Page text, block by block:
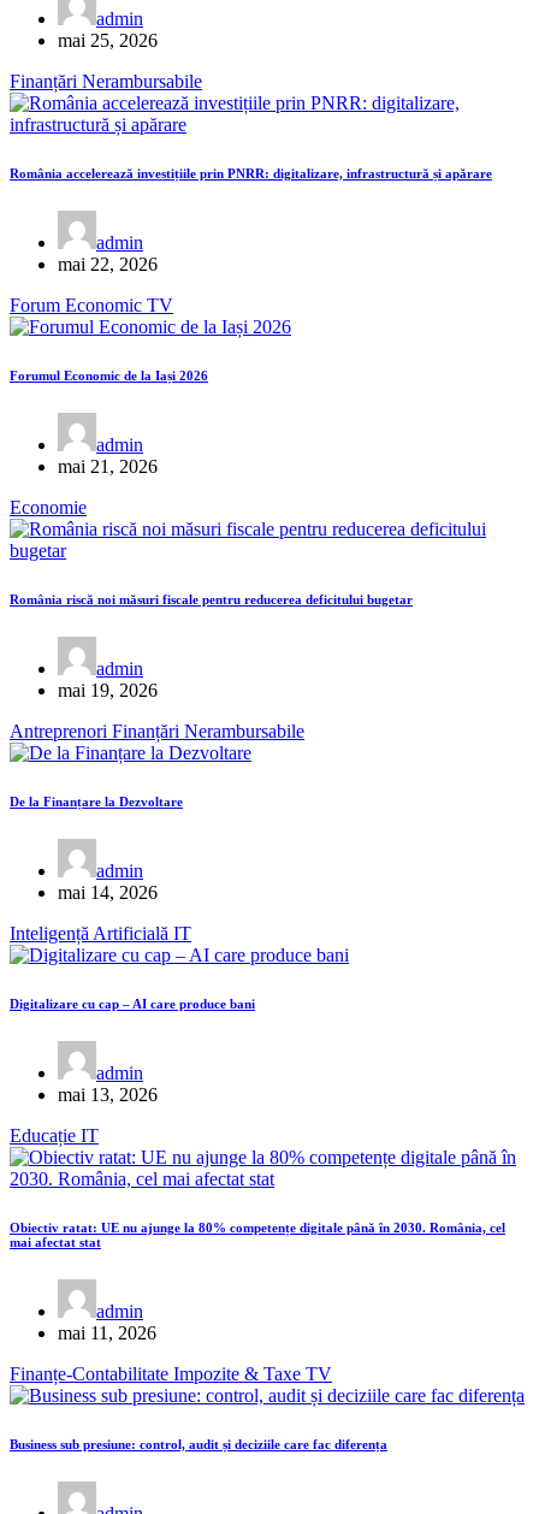
admin
mai 25, 2026
Finanțări Nerambursabile
România accelerează investițiile prin PNRR: digitalizare, infrastructură și apărare
admin
mai 22, 2026
Forum Economic TV
Forumul Economic de la Iași 2026
admin
mai 21, 2026
Economie
România riscă noi măsuri fiscale pentru reducerea deficitului bugetar
admin
mai 19, 2026
Antreprenori Finanțări Nerambursabile
De la Finanțare la Dezvoltare
admin
mai 14, 2026
Inteligență Artificială IT
Digitalizare cu cap – AI care produce bani
admin
mai 13, 2026
Educație IT
Obiectiv ratat: UE nu ajunge la 80% competențe digitale până în 2030. România, cel
mai afectat stat
admin
mai 11, 2026
Finanțe-Contabilitate Impozite & Taxe TV
Business sub presiune: control, audit și deciziile care fac diferența